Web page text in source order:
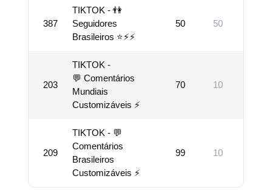
387
TIKTOK - 👫
Seguidores
Brasileiros ⭐⚡⚡
50 50
203
TIKTOK -
💬 Comentários
Mundiais
Customizáveis ⚡
70 10
209
TIKTOK - 💬
Comentários
Brasileiros
Customizáveis ⚡
99 10